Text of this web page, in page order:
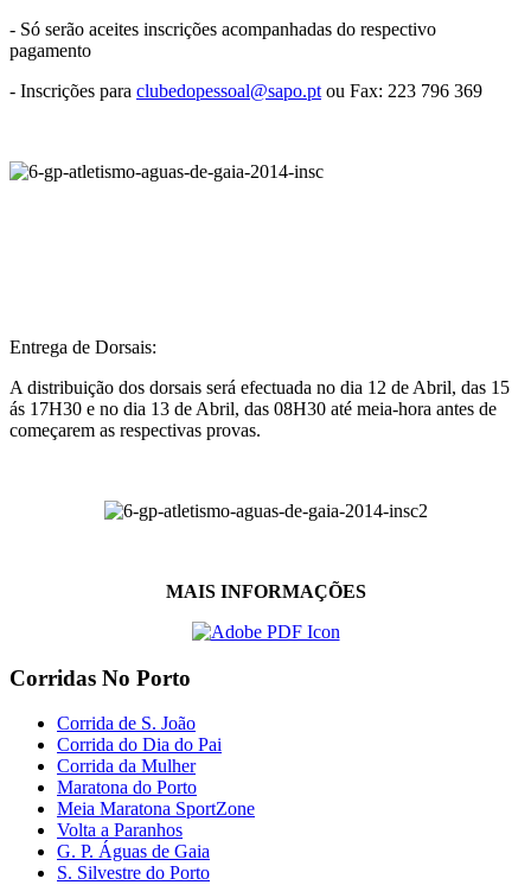
- Só serão aceites inscrições acompanhadas do respectivo
pagamento
- Inscrições para clubedopessoal@sapo.pt ou Fax: 223 796 369
Entrega de Dorsais:
A distribuição dos dorsais será efectuada no dia 12 de Abril, das 15
ás 17H30 e no dia 13 de Abril, das 08H30 até meia-hora antes de
começarem as respectivas provas.
MAIS INFORMAÇÕES
Corridas No Porto
Corrida de S. João
Corrida do Dia do Pai
Corrida da Mulher
Maratona do Porto
Meia Maratona SportZone
Volta a Paranhos
G. P. Águas de Gaia
S. Silvestre do Porto